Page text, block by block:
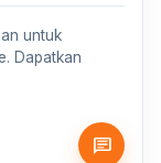
untuk
Dapatkan
chat